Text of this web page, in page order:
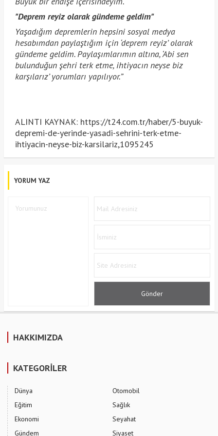
"Deprem reyiz olarak gündeme geldim"
Yaşadığım depremlerin hepsini sosyal medya
hesabımdan paylaştığım için ‘deprem reyiz’ olarak
gündeme geldim. Paylaşımlarımın altına, ‘Abi sen
bulunduğun şehri terk etme, ihtiyacın neyse biz
karşılarız’ yorumları yapılıyor.”
ALINTI KAYNAK: https://t24.com.tr/haber/5-buyuk-
depremi-de-yerinde-yasadi-sehrini-terk-etme-
ihtiyacin-neyse-biz-karsilariz,1095245
YORUM YAZ
HAKKIMIZDA
KATEGORİLER
Dünya
Eğitim
Ekonomi
Gündem
Otomobil
Sağlık
Seyahat
Siyaset